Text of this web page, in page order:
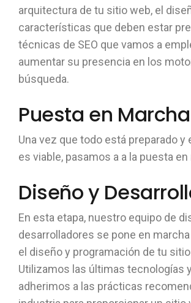
arquitectura de tu sitio web, el
características que deben estar
técnicas de SEO que vamos a
aumentar su presencia en los
búsqueda.
Puesta en Marcha
Una vez que todo está preparado y
es viable, pasamos a a la puesta en
Diseño y
En esta etapa, nuestro equipo de
desarrolladores se pone en
el diseño y programación de tu
Utilizamos las últimas tecnologías
adherimos a las prácticas